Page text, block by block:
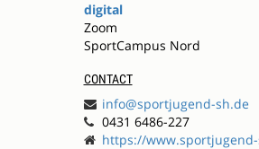
digital
Zoom
SportCampus Nord
CONTACT
info@sportjugend-sh.de
0431 6486-227
https://